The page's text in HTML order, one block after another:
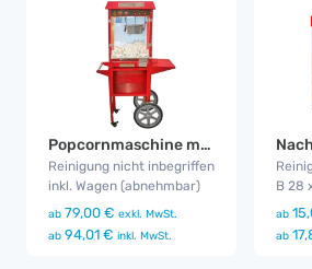
Popcornmaschine mit Wagen
Reinigung nicht inbegriffen
inkl. Wagen (abnehmbar)
ab 79,00 € exkl. MwSt.
ab 94,01 € inkl. MwSt.
B 28
ab
ab